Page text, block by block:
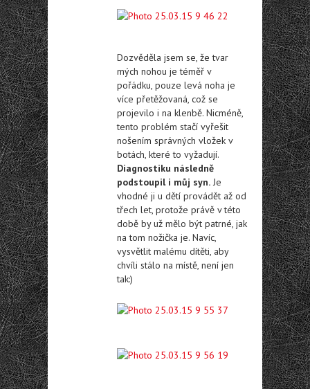
Dozvěděla jsem se, že tvar
mých nohou je téměř v
pořádku, pouze levá noha je
více přetěžovaná, což se
projevilo i na klenbě. Nicméně,
tento problém stačí vyřešit
nošením správných vložek v
botách, které to vyžadují.
Diagnostiku následně
podstoupil i můj syn. Je
vhodné ji u dětí provádět až od
třech let, protože právě v této
době by už mělo být patrné, jak
na tom nožička je. Navíc,
vysvětlit malému dítěti, aby
chvíli stálo na místě, není jen
tak:)